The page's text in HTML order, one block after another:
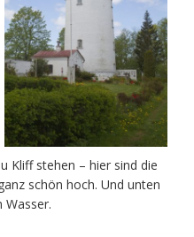
Kliff stehen – hier sind die
schön hoch. Und unten
Wasser.